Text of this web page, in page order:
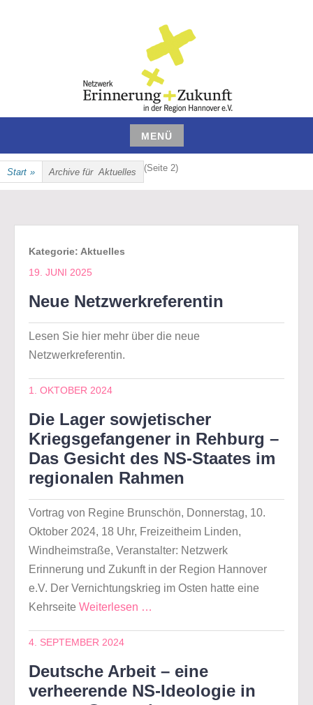
NETZWERK ERINNERUNG UND
ZUKUNFT IN DER REGION
HANNOVER E.V.
MENÜ
Zum
Inhalt
springen
Start » Archive fürAktuelles (Seite 2)
Kategorie: Aktuelles
19. JUNI 2025
Neue Netzwerkreferentin
Lesen Sie hier mehr über die neue
Netzwerkreferentin.
1. OKTOBER 2024
Die Lager sowjetischer
Kriegsgefangener in Rehburg –
Das Gesicht des NS-Staates im
regionalen Rahmen
Vortrag von Regine Brunschön, Donnerstag, 10.
Oktober 2024, 18 Uhr, Freizeitheim Linden,
Windheimstraße, Veranstalter: Netzwerk
Erinnerung und Zukunft in der Region Hannover
e.V. Der Vernichtungskrieg im Osten hatte eine
Kehrseite Weiterlesen …
4. SEPTEMBER 2024
Deutsche Arbeit – eine
verheerende NS-Ideologie in